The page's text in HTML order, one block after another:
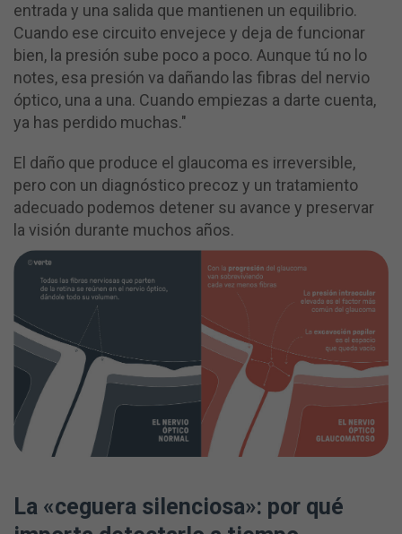
entrada y una salida que mantienen un equilibrio.
Cuando ese circuito envejece y deja de funcionar
bien, la presión sube poco a poco. Aunque tú no lo
notes, esa presión va dañando las fibras del nervio
óptico, una a una. Cuando empiezas a darte cuenta,
ya has perdido muchas."
El daño que produce el glaucoma es irreversible,
pero con un diagnóstico precoz y un tratamiento
adecuado podemos detener su avance y preservar
la visión durante muchos años.
La «ceguera silenciosa»: por qué